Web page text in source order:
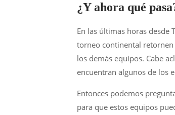
¿Y ahora qué
En las últimas horas desde
torneo continental retornen
los demás equipos. Cabe
encuentran algunos de los
Entonces podemos
para que estos equipos